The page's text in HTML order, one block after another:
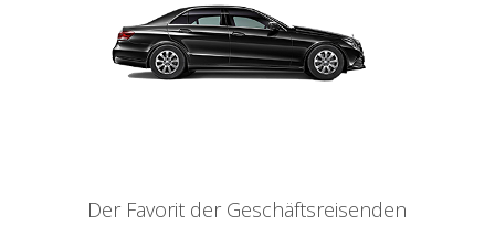
Der Favorit der Geschäftsreisenden